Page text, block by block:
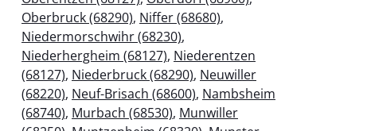
Oberbruck (68290), Niffer (68680),
Niedermorschwihr (68230),
Niederhergheim (68127), Niederentzen
(68127), Niederbruck (68290), Neuwiller
(68220), Neuf-Brisach (68600), Nambsheim
(68740), Murbach (68530), Munwiller